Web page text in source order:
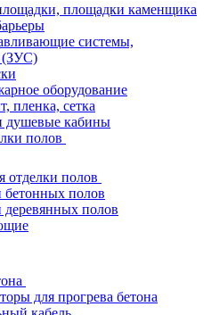
площадки каменщика
системы,
(ЗУС)
оборудование
пленка, сетка
душевые кабины
полов
полов
бетонных полов
деревянных полов
для прогрева бетона